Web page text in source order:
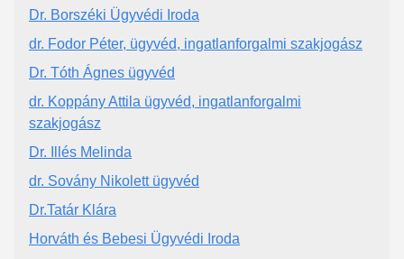
Dr. Borszéki Ügyvédi Iroda
dr. Fodor Péter, ügyvéd, ingatlanforgalmi szakjogász
Dr. Tóth Ágnes ügyvéd
dr. Koppány Attila ügyvéd, ingatlanforgalmi
szakjogász
Dr. Illés Melinda
dr. Sovány Nikolett ügyvéd
Dr.Tatár Klára
Horváth és Bebesi Ügyvédi Iroda